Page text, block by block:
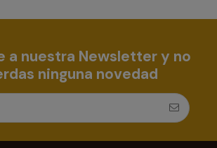
a nuestra Newsletter y no
ninguna novedad